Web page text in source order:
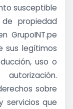
susceptible
propiedad
GrupoINT.pe
sus legítimos
uso o
sobre
servicios que